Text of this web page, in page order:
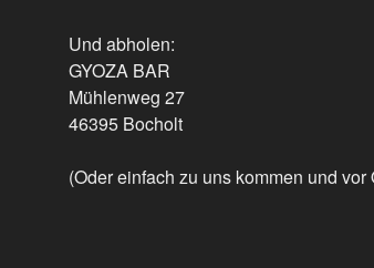
Und abholen:
GYOZA BAR
Mühlenweg 27
46395 Bocholt
(Oder einfach zu uns kommen und vor